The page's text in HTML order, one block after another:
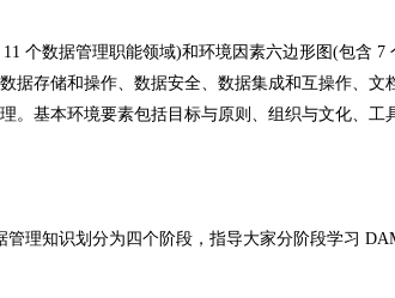
个数据管理职能领域)和环境因素六边形图(包含 7
据存储和操作、数据安全、数据集成和互操作、文
。基本环境要素包括目标与原则、组织与文化、工
理知识划分为四个阶段，指导大家分阶段学习